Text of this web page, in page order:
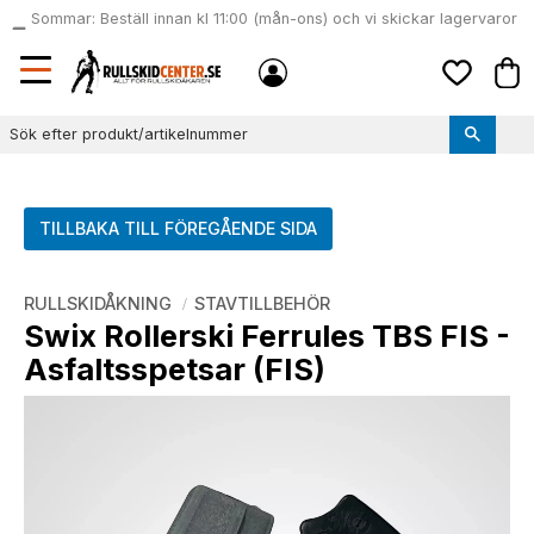
Meny
local_shipping
Sommar: Beställ innan kl 11:00 (mån-ons) och vi skickar lagervaror
samma dag
TILLBAKA TILL FÖREGÅENDE SIDA
RULLSKIDÅKNING STAVTILLBEHÖR
Swix Rollerski Ferrules TBS FIS -
Asfaltsspetsar (FIS)